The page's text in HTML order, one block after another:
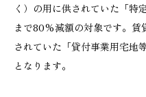
く）の用に供されていた「特
まで80%減額の対象です。賃
されていた「貸付事業用宅
となります。